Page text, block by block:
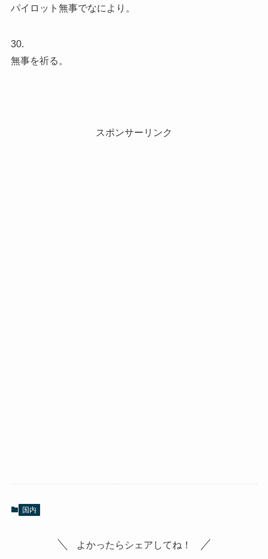
パイロット無事でなにより。
30.
無事を祈る。
スポンサーリンク
国内
よかったらシェアしてね！